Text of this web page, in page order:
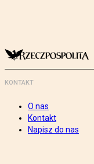
KONTAKT
O nas
Kontakt
Napisz do nas